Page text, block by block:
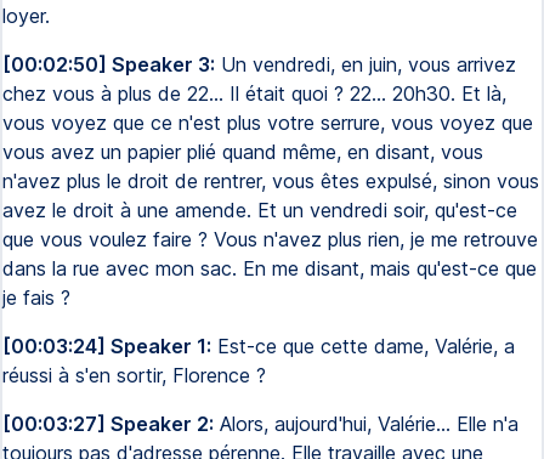
loyer.
[00:02:50] Speaker 3: Un vendredi, en juin, vous arrivez
chez vous à plus de 22... Il était quoi ? 22... 20h30. Et là,
vous voyez que ce n'est plus votre serrure, vous voyez que
vous avez un papier plié quand même, en disant, vous
n'avez plus le droit de rentrer, vous êtes expulsé, sinon vous
avez le droit à une amende. Et un vendredi soir, qu'est-ce
que vous voulez faire ? Vous n'avez plus rien, je me retrouve
dans la rue avec mon sac. En me disant, mais qu'est-ce que
je fais ?
[00:03:24] Speaker 1: Est-ce que cette dame, Valérie, a
réussi à s'en sortir, Florence ?
[00:03:27] Speaker 2: Alors, aujourd'hui, Valérie... Elle n'a
toujours pas d'adresse pérenne. Elle travaille avec une